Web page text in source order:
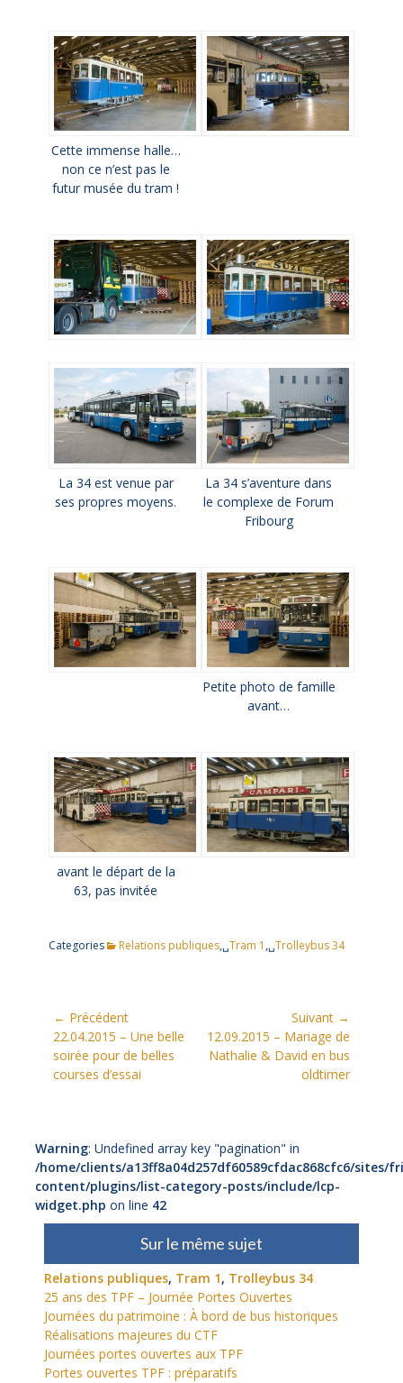
Cette immense halle…
non ce n’est pas le
futur musée du tram !
La 34 est venue par
ses propres moyens.
La 34 s’aventure dans
le complexe de Forum
Fribourg
Petite photo de famille
avant…
avant le départ de la
63, pas invitée
Categories Relations publiques,␣Tram 1 ,␣Trolleybus 34
Navigation
de
l’article
← Précédent
Article
précédent:
22.04.2015 – Une belle
soirée pour de belles
courses d’essai
Suivant →
Article
suivant:
12.09.2015 – Mariage de
Nathalie & David en bus
oldtimer
Warning: Undefined array key "pagination" in
/home/clients/a13ff8a04d257df60589cfdac868cfc6/sites/
content/plugins/list-category-posts/include/lcp-
widget.php on line 42
Sur le même sujet
Relations publiques, Tram 1, Trolleybus 34
25 ans des TPF – Journée Portes Ouvertes
Journées du patrimoine : À bord de bus historiques
Réalisations majeures du CTF
Journées portes ouvertes aux TPF
Portes ouvertes TPF : préparatifs